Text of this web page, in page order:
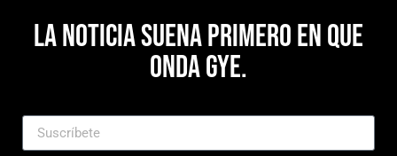
La noticia suena primero en Que
Onda Gye.